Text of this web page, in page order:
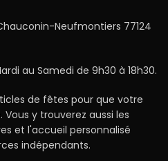
Neufmontiers 77124
au Samedi de 9h30 à 18h30.
de fêtes pour que votre
y trouverez aussi les
et l'accueil personnalisé
indépendants.